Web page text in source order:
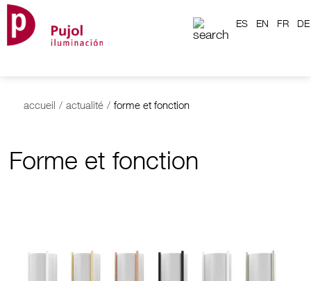
ES EN FR DE
accueil / actualité / forme et fonction
Forme et fonction